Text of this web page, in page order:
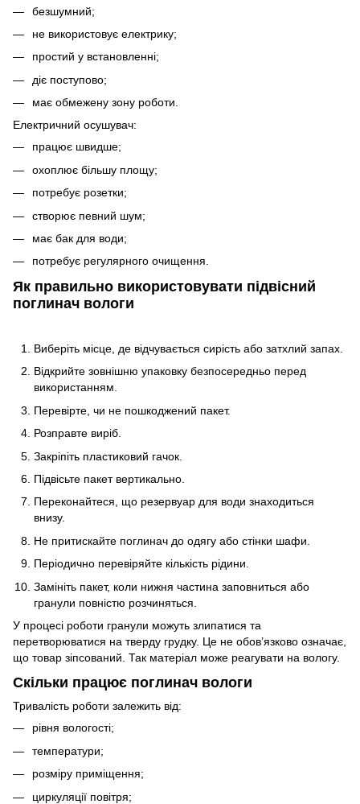
безшумний;
не використовує електрику;
простий у встановленні;
діє поступово;
має обмежену зону роботи.
Електричний осушувач:
працює швидше;
охоплює більшу площу;
потребує розетки;
створює певний шум;
має бак для води;
потребує регулярного очищення.
Як правильно використовувати підвісний
поглинач вологи
Виберіть місце, де відчувається сирість або затхлий запах.
Відкрийте зовнішню упаковку безпосередньо перед
використанням.
Перевірте, чи не пошкоджений пакет.
Розправте виріб.
Закріпіть пластиковий гачок.
Підвісьте пакет вертикально.
Переконайтеся, що резервуар для води знаходиться
внизу.
Не притискайте поглинач до одягу або стінки шафи.
Періодично перевіряйте кількість рідини.
Замініть пакет, коли нижня частина заповниться або
гранули повністю розчиняться.
У процесі роботи гранули можуть злипатися та
перетворюватися на тверду грудку. Це не обов’язково означає,
що товар зіпсований. Так матеріал може реагувати на вологу.
Скільки працює поглинач вологи
Тривалість роботи залежить від:
рівня вологості;
температури;
розміру приміщення;
циркуляції повітря;